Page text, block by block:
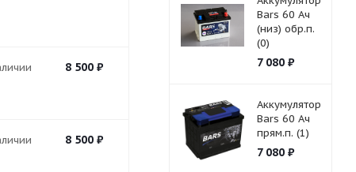
8 500₽
8 500₽
Bars 60 Ач
(низ) обр.п.
(0)
7 080₽
Аккумулятор
Bars 60 Ач
прям.п. (1)
7 080₽